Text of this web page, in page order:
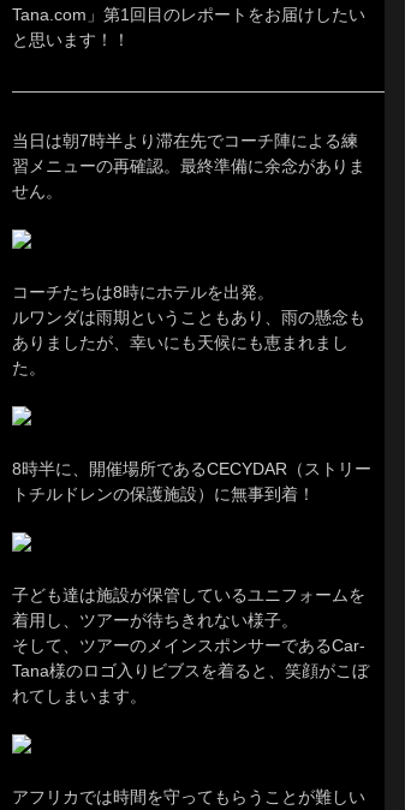
Tana.com」第1回目のレポートをお届けしたい
と思います！！
———————————————————————-
当日は朝7時半より滞在先でコーチ陣による練
習メニューの再確認。最終準備に余念がありま
せん。
コーチたちは8時にホテルを出発。
ルワンダは雨期ということもあり、雨の懸念も
ありましたが、幸いにも天候にも恵まれまし
た。
8時半に、開催場所であるCECYDAR（ストリー
トチルドレンの保護施設）に無事到着！
子ども達は施設が保管しているユニフォームを
着用し、ツアーが待ちきれない様子。
そして、ツアーのメインスポンサーであるCar-
Tana様のロゴ入りビブスを着ると、笑顔がこぼ
れてしまいます。
アフリカでは時間を守ってもらうことが難しい